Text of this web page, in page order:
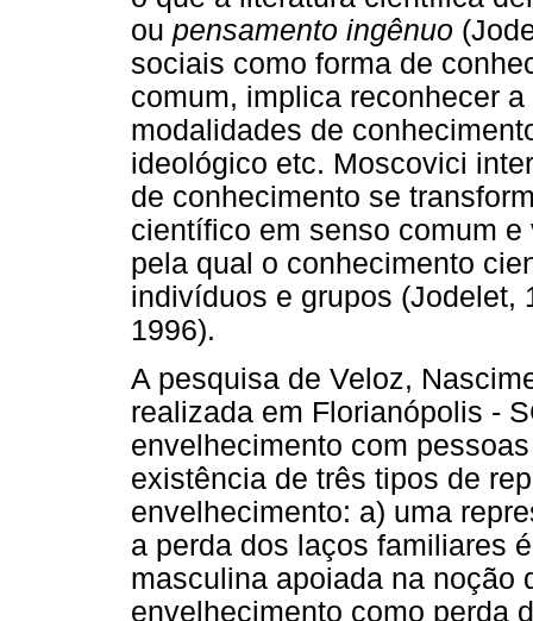
ou pensamento ingênuo
sociais como forma de
comum, implica reconhecer
modalidades de
ideológico etc. Moscovici
de conhecimento se
científico em senso comum
pela qual o conhecimento
indivíduos e grupos (Jodelet,
1996).
A pesquisa de Veloz,
realizada em Florianópolis -
envelhecimento com
existência de três tipos de
envelhecimento: a) uma
a perda dos laços familiares
masculina apoiada na noção
envelhecimento como perda